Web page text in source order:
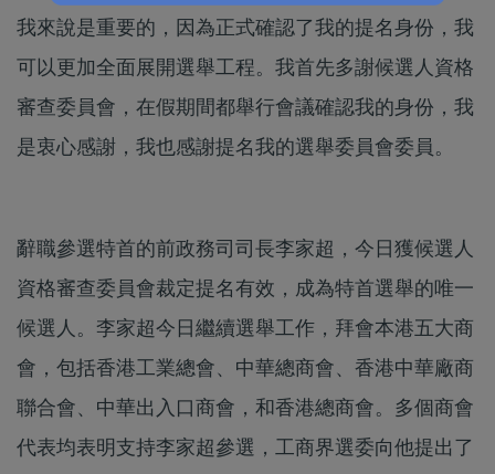
我來說是重要的，因為正式確認了我的提名身份，我
可以更加全面展開選舉工程。我首先多謝候選人資格
審查委員會，在假期間都舉行會議確認我的身份，我
是衷心感謝，我也感謝提名我的選舉委員會委員。
辭職參選特首的前政務司司長李家超，今日獲候選人
資格審查委員會裁定提名有效，成為特首選舉的唯一
候選人。李家超今日繼續選舉工作，拜會本港五大商
會，包括香港工業總會、中華總商會、香港中華廠商
聯合會、中華出入口商會，和香港總商會。多個商會
代表均表明支持李家超參選，工商界選委向他提出了